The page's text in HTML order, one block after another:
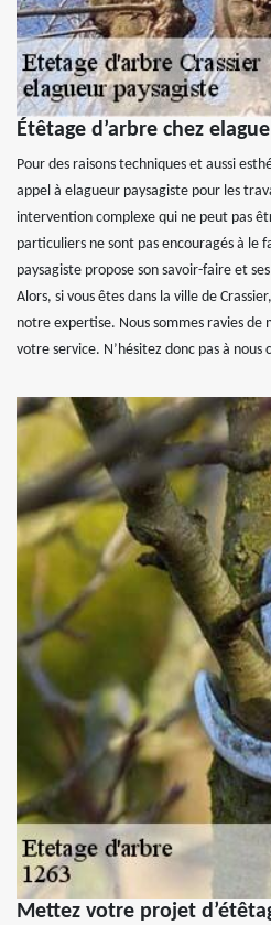
Étêtage d’arbre chez
Pour des raisons techniques et aussi
appel à elagueur paysagiste pour les
intervention complexe qui ne peut pas
particuliers ne sont pas encouragés à le
paysagiste propose son savoir-faire et
Alors, si vous êtes dans la ville de
notre expertise. Nous sommes ravies de
votre service. N’hésitez donc pas à nous
Mettez votre projet